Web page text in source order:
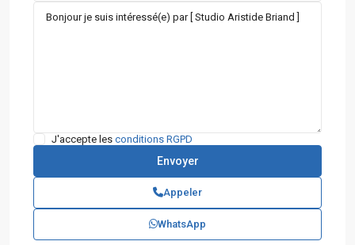
J'accepte les conditions RGPD
Appeler
WhatsApp